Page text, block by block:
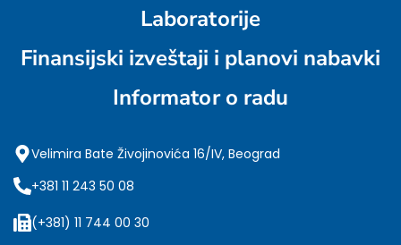
Laboratorije
Finansijski izveštaji i planovi nabavki
Informator o radu
Velimira Bate Živojinovića 16/IV, Beograd
+381 11 243 50 08
(+381) 11 744 00 30